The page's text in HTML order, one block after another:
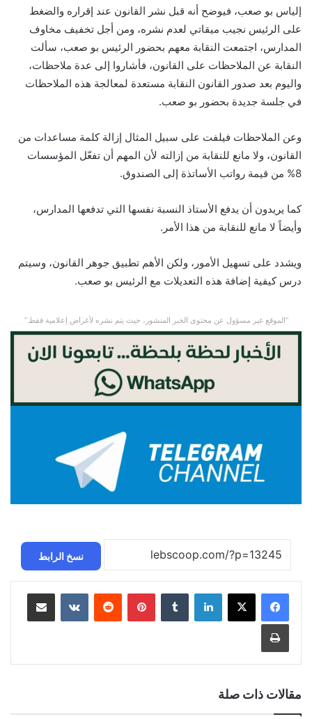
إلياس بو صعب، فيوضح أنه قبل نشر القانون عند إقراره والضغط
على الرئيس نجيب ميقاتي لعدم نشره، ومن أجل تخفيف مخاوف
المدارس، اجتمعت النقابة معهم بحضور الرئيس بو صعب، سألت
النقابة عن الملاحظات على القانون، فأشاروا إلى عدة ملاحظات،
واليوم بعد صدور القانون النقابة مستعدة لمعالجة هذه الملاحظات
في جلسة جديدة بحضور بو صعب.
وعن الملاحظات فيلفت على سبيل المثال إزالة كلمة مساعدات من
القانون، ولا مانع للنقابة من إزالته لأن المهم أن تفعّل المؤسسات
8% من قيمة رواتب الأساتذة إلى الصندوق.
كما يريدون أن يدفع الأستاذ النسبة نفسها التي تدفعها المدارس،
وأيضاً لا مانع للنقابة من هذا الأمر.
ويشدد على تسهيل الأمور، ولكن الأهم تطبيق جوهر القانون، وسيتم
درس كيفية إضافة هذه التعديلات مع الرئيس بو صعب.
“الموقع غير مسؤول عن محتوى الخبر المنشور، حيث يتم نشره لأغراض إعلامية فقط.”
نسخ الرابط
لينكدإن بينتيريست مشاركة عبر البريد
طباعة
مقالات ذات صلة